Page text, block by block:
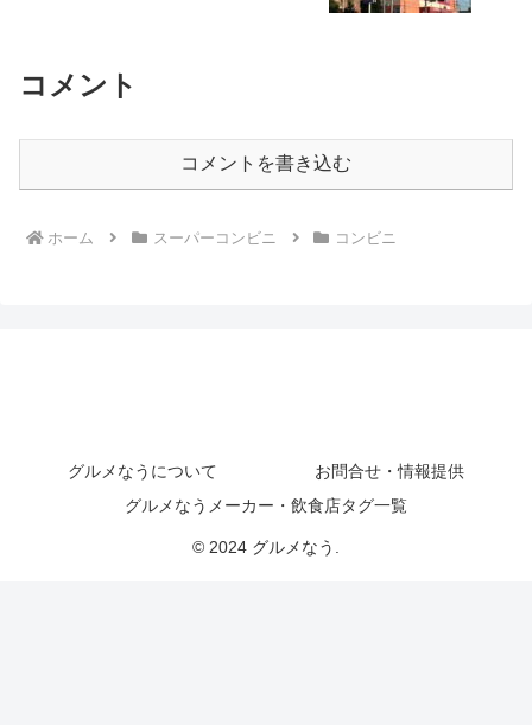
コメント
コメントを書き込む
ホーム スーパーコンビニ コンビニ
グルメなうについて
お問合せ・情報提供
グルメなうメーカー・飲食店タグ一覧
© 2024 グルメなう.